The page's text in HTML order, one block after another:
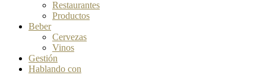
Restaurantes
Productos
Beber
Cervezas
Vinos
Gestión
Hablando con